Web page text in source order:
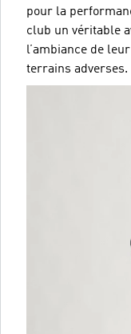
pour la
club un véritable
l’ambiance de
terrains adverses.